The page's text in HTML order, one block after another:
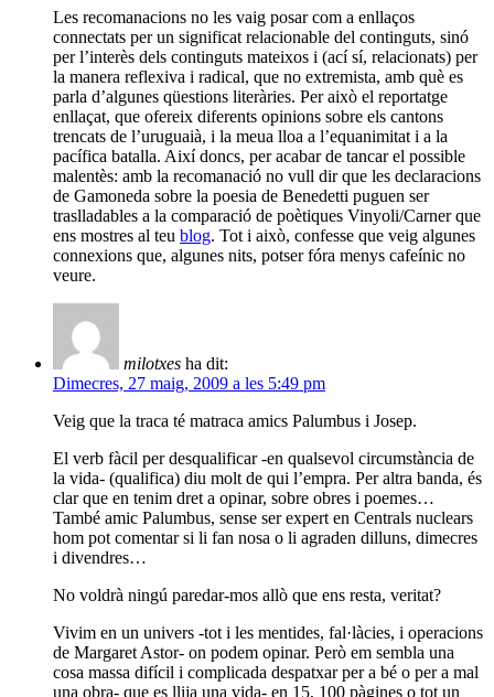
Les recomanacions no les vaig posar com a enllaços
connectats per un significat relacionable del continguts, sinó
per l’interès dels continguts mateixos i (ací sí, relacionats) per
la manera reflexiva i radical, que no extremista, amb què es
parla d’algunes qüestions literàries. Per això el reportatge
enllaçat, que ofereix diferents opinions sobre els cantons
trencats de l’uruguaià, i la meua lloa a l’equanimitat i a la
pacífica batalla. Així doncs, per acabar de tancar el possible
malentès: amb la recomanació no vull dir que les declaracions
de Gamoneda sobre la poesia de Benedetti puguen ser
traslladables a la comparació de poètiques Vinyoli/Carner que
ens mostres al teu blog. Tot i això, confesse que veig algunes
connexions que, algunes nits, potser fóra menys cafeínic no
veure.
milotxes ha dit:
Dimecres, 27 maig, 2009 a les 5:49 pm
Veig que la traca té matraca amics Palumbus i Josep.
El verb fàcil per desqualificar -en qualsevol circumstància de
la vida- (qualifica) diu molt de qui l’empra. Per altra banda, és
clar que en tenim dret a opinar, sobre obres i poemes…
També amic Palumbus, sense ser expert en Centrals nuclears
hom pot comentar si li fan nosa o li agraden dilluns, dimecres
i divendres…
No voldrà ningú paredar-mos allò que ens resta, veritat?
Vivim en un univers -tot i les mentides, fal·làcies, i operacions
de Margaret Astor- on podem opinar. Però em sembla una
cosa massa difícil i complicada despatxar per a bé o per a mal
una obra- que es llija una vida- en 15, 100 pàgines o tot un